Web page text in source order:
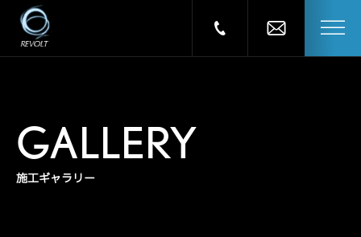
GALLERY
施工ギャラリー